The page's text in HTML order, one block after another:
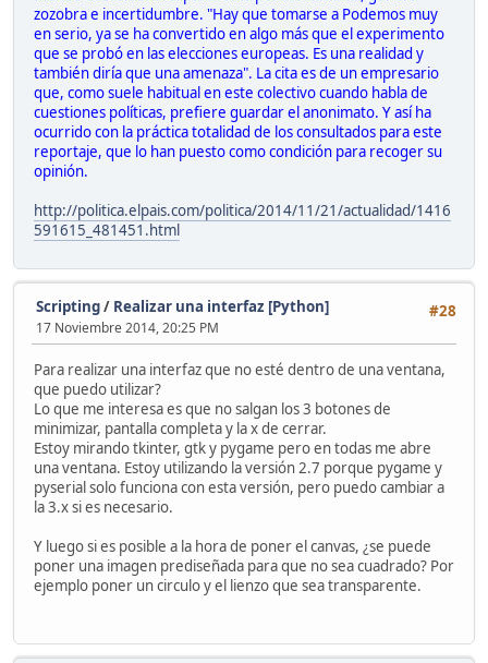
zozobra e incertidumbre. "Hay que tomarse a Podemos muy
en serio, ya se ha convertido en algo más que el experimento
que se probó en las elecciones europeas. Es una realidad y
también diría que una amenaza". La cita es de un empresario
que, como suele habitual en este colectivo cuando habla de
cuestiones políticas, prefiere guardar el anonimato. Y así ha
ocurrido con la práctica totalidad de los consultados para este
reportaje, que lo han puesto como condición para recoger su
opinión.
http://politica.elpais.com/politica/2014/11/21/actualidad/1416
591615_481451.html
#28
Scripting/ Realizar una interfaz [Python]
17 Noviembre 2014, 20:25 PM
Para realizar una interfaz que no esté dentro de una ventana,
que puedo utilizar?
Lo que me interesa es que no salgan los 3 botones de
minimizar, pantalla completa y la x de cerrar.
Estoy mirando tkinter, gtk y pygame pero en todas me abre
una ventana. Estoy utilizando la versión 2.7 porque pygame y
pyserial solo funciona con esta versión, pero puedo cambiar a
la 3.x si es necesario.
Y luego si es posible a la hora de poner el canvas, ¿se puede
poner una imagen prediseñada para que no sea cuadrado? Por
ejemplo poner un circulo y el lienzo que sea transparente.